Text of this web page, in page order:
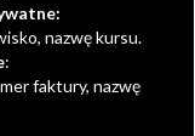
nazwę kursu.
:
faktury, nazwę